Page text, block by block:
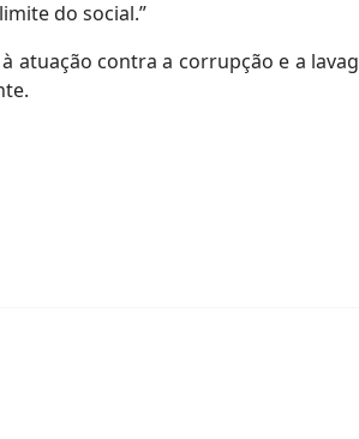
do social.”
atuação contra a corrupção e a